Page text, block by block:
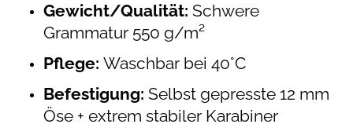
Gewicht/Qualität: Schwere
Grammatur 550 g/m²
Pflege: Waschbar bei 40°C
Befestigung: Selbst gepresste 12 mm
Öse + extrem stabiler Karabiner